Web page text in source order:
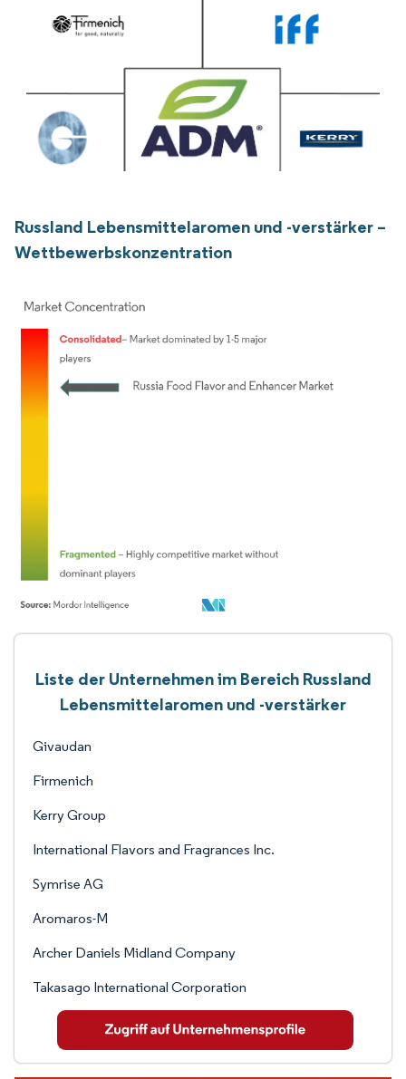
Russland Lebensmittelaromen und -verstärker –
Wettbewerbskonzentration
Liste der Unternehmen im Bereich Russland
Lebensmittelaromen und -verstärker
Givaudan
Firmenich
Kerry Group
International Flavors and Fragrances Inc.
Symrise AG
Aromaros-M
Archer Daniels Midland Company
Takasago International Corporation